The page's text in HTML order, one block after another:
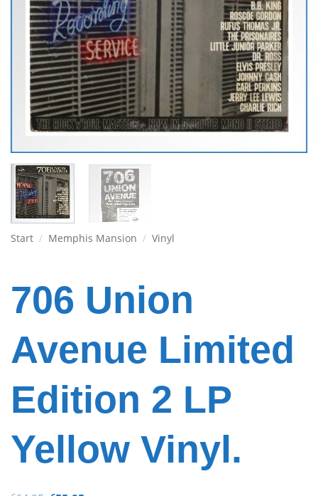
Start / Memphis Mansion / Vinyl
706 Union
Avenue Limited
Edition 2 LP
Yellow Vinyl.